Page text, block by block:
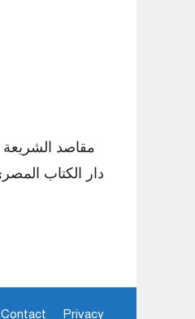
Contact Privacy